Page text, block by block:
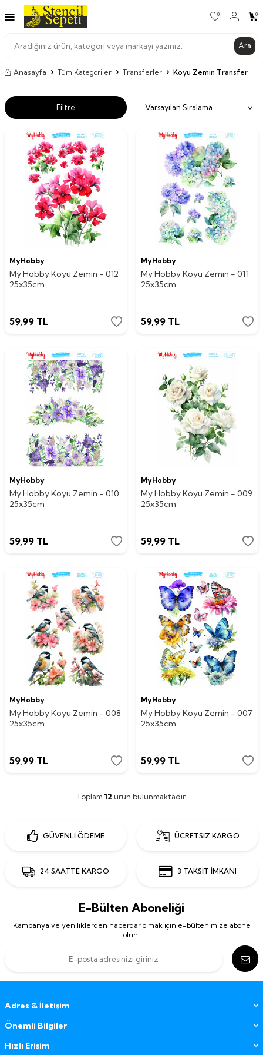
Ara
0 0
Anasayfa Tüm Kategoriler Transferler Koyu Zemin Transfer
Filtre
MyHobby
My Hobby Koyu Zemin - 012
25x35cm
59,99 TL
MyHobby
My Hobby Koyu Zemin - 011
25x35cm
59,99 TL
MyHobby
My Hobby Koyu Zemin - 010
25x35cm
59,99 TL
MyHobby
My Hobby Koyu Zemin - 009
25x35cm
59,99 TL
MyHobby
My Hobby Koyu Zemin - 008
25x35cm
59,99 TL
MyHobby
My Hobby Koyu Zemin - 007
25x35cm
59,99 TL
Toplam 12 ürün bulunmaktadır.
GÜVENLİ ÖDEME ÜCRETSİZ KARGO
24 SAATTE KARGO 3 TAKSİT İMKANI
E-Bülten Aboneliği
Kampanya ve yeniliklerden haberdar olmak için e-bültenimize abone
olun!
Adres & İletişim
Önemli Bilgiler
Hızlı Erişim